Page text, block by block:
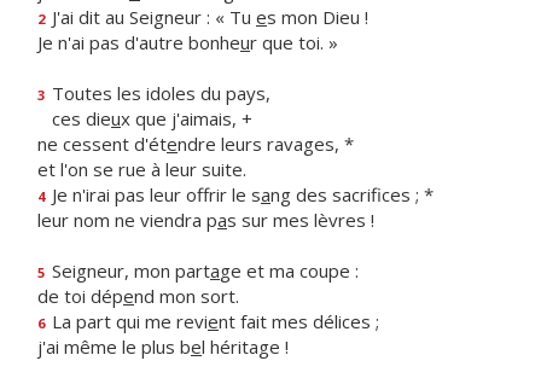
2 J'ai dit au Seigneur : « Tu es mon Dieu !
Je n'ai pas d'autre bonheur que toi. »
3 Toutes les idoles du pays,
ces dieux que j'aimais, +
ne cessent d'étendre leurs ravages, *
et l'on se rue à leur suite.
4 Je n'irai pas leur offrir le sang des sacrifices ; *
leur nom ne viendra pas sur mes lèvres !
5 Seigneur, mon partage et ma coupe :
de toi dépend mon sort.
6 La part qui me revient fait mes délices ;
j'ai même le plus bel héritage !